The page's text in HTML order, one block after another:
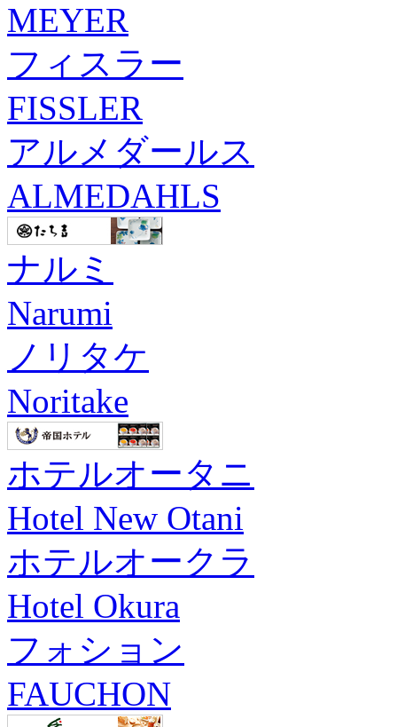
MEYER
フィスラー
FISSLER
アルメダールス
ALMEDAHLS
ナルミ
Narumi
ノリタケ
Noritake
ホテルオータニ
Hotel New Otani
ホテルオークラ
Hotel Okura
フォション
FAUCHON